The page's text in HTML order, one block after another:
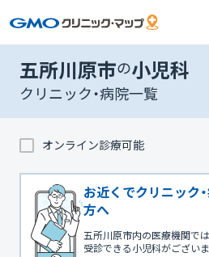
五所川原市の小児科
クリニック・病院一覧
オンライン診療可能
お近くでクリニック
方へ
五所川原市内の医療機関で
受診できる小児科がございま